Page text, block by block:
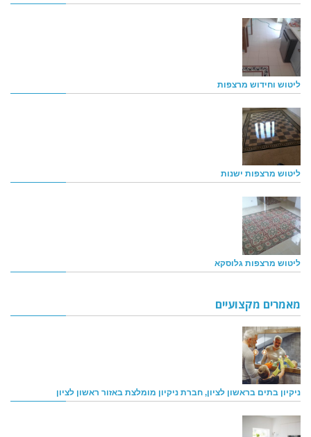
ליטוש וחידוש מרצפות
ליטוש מרצפות ישנות
ליטוש מרצפות גלוסקא
מאמרים מקצועיים
ניקיון בתים בראשון לציון, חברת ניקיון מומלצת באזור ראשון לציון